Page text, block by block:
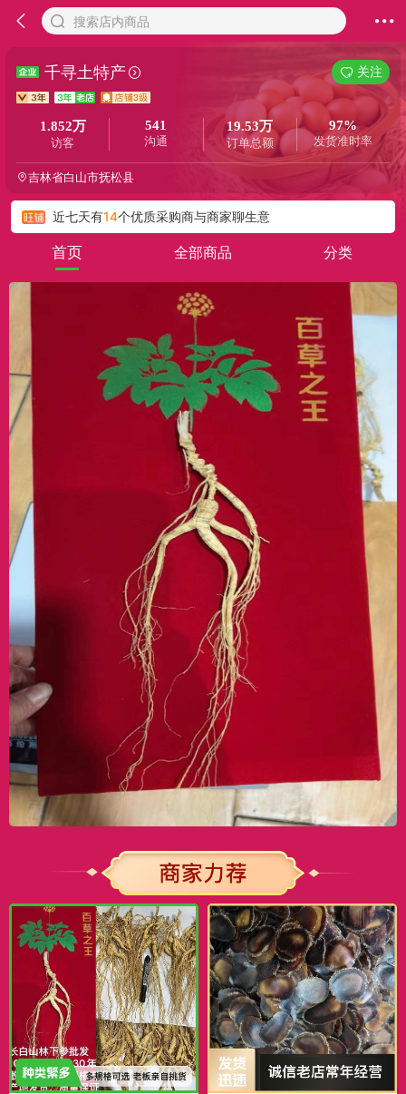
搜索店内商品
千寻土特产 关注
1.852万
访客
541
沟通
19.53万
订单总额
97%
发货准时率
吉林省白山市抚松县
今天周江*****
近期商家累计交易195300元
近七天有14个优质采购商与商家聊生意
首页 全部商品 分类